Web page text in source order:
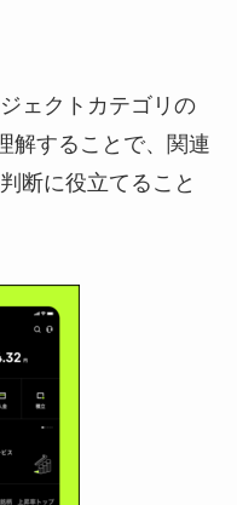
ェクトカテゴリの
解することで、関連
断に役立てること